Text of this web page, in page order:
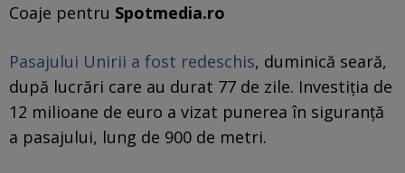
Coaje pentru Spotmedia.ro
Pasajului Unirii a fost redeschis, duminică seară,
după lucrări care au durat 77 de zile. Investiţia de
12 milioane de euro a vizat punerea în siguranţă
a pasajului, lung de 900 de metri.